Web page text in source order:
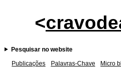
<
Pesquisar no website
Publicações Palavras-Chave Micro